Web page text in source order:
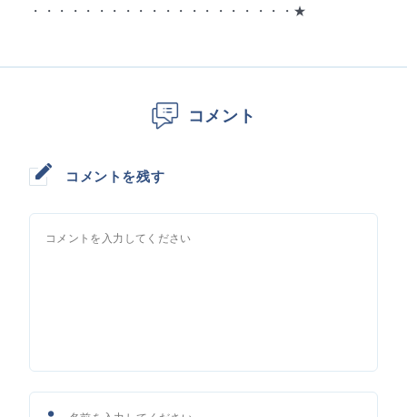
・・・・・・・・・・・・・・・・・・・・★
コメント
コメントを残す